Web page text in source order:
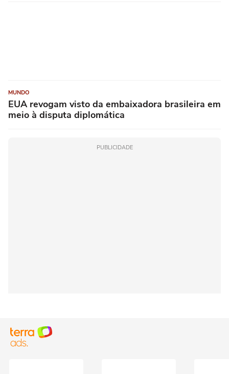
MUNDO
EUA revogam visto da embaixadora brasileira em
meio à disputa diplomática
PUBLICIDADE